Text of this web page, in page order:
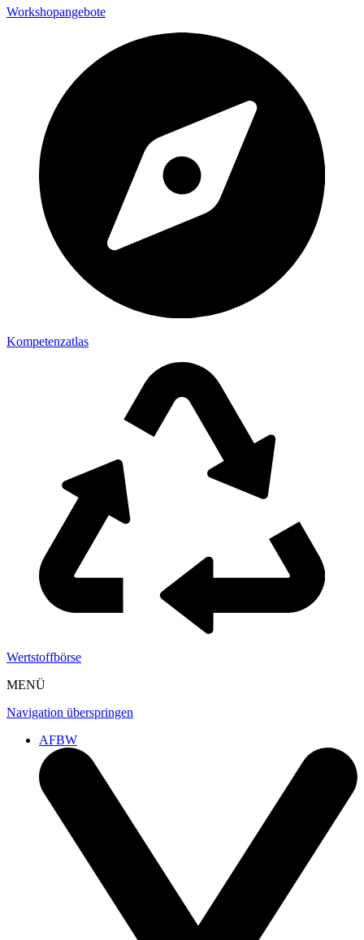
Workshopangebote
Kompetenzatlas
Wertstoffbörse
MENÜ
Navigation überspringen
AFBW